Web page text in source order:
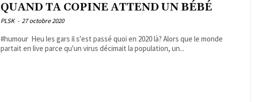
QUAND TA COPINE ATTEND UN BÉBÉ
PLSK - 27 octobre 2020
#humour Heu les gars il s'est passé quoi en 2020 là? Alors que le monde
partait en live parce qu'un virus décimait la population, un...